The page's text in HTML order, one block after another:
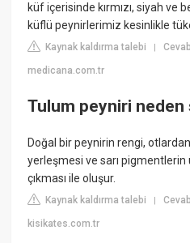
küf içerisinde kırmızı, siyah ve
küflü peynirlerimiz kesinlikle
Kaynak kaldırma talebi |
medicana.com.tr
Tulum peyniri neden
Doğal bir peynirin rengi,
yerleşmesi ve sarı
çıkması ile oluşur.
Kaynak kaldırma talebi |
kisikates.com.tr